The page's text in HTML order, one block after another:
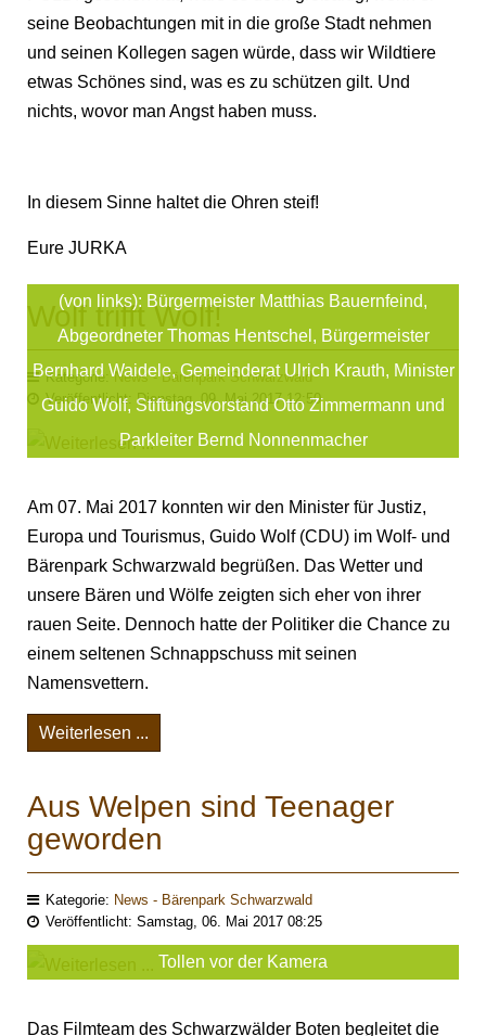
seine Beobachtungen mit in die große Stadt nehmen
und seinen Kollegen sagen würde, dass wir Wildtiere
etwas Schönes sind, was es zu schützen gilt. Und
nichts, wovor man Angst haben muss.
In diesem Sinne haltet die Ohren steif!
Eure JURKA
Wolf trifft Wolf!
Kategorie:News - Bärenpark Schwarzwald
Veröffentlicht: Dienstag, 09. Mai 2017 12:50
(von links): Bürgermeister Matthias Bauernfeind,
Abgeordneter Thomas Hentschel, Bürgermeister
Bernhard Waidele, Gemeinderat Ulrich Krauth, Minister
Guido Wolf, Stiftungsvorstand Otto Zimmermann und
Parkleiter Bernd Nonnenmacher
Am 07. Mai 2017 konnten wir den Minister für Justiz,
Europa und Tourismus, Guido Wolf (CDU) im Wolf- und
Bärenpark Schwarzwald begrüßen. Das Wetter und
unsere Bären und Wölfe zeigten sich eher von ihrer
rauen Seite. Dennoch hatte der Politiker die Chance zu
einem seltenen Schnappschuss mit seinen
Namensvettern.
Weiterlesen ...
Aus Welpen sind Teenager
geworden
Kategorie: News - Bärenpark Schwarzwald
Veröffentlicht: Samstag, 06. Mai 2017 08:25
Tollen vor der Kamera
Das Filmteam des Schwarzwälder Boten begleitet die